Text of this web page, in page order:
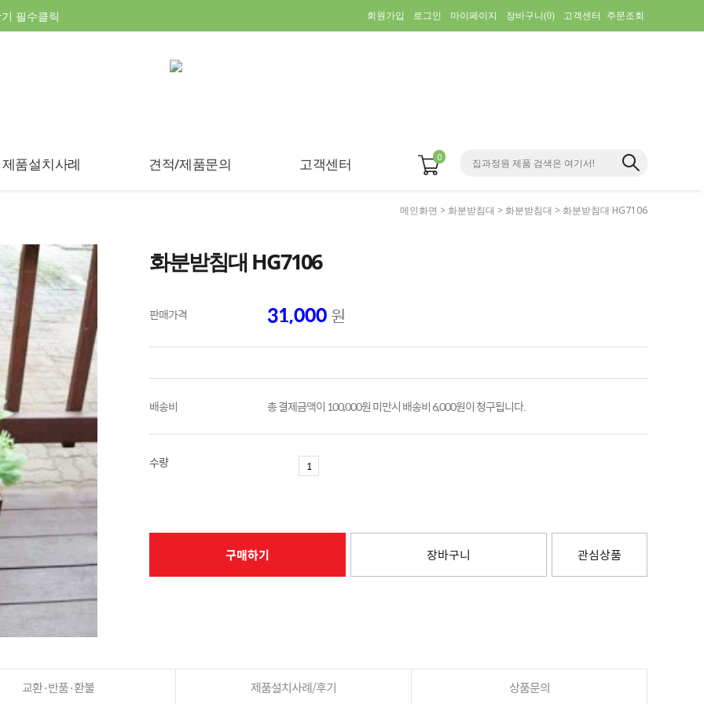
필수클릭 회원가입 로그인 마이페이지 장바구니(0) 고객센터 주문조회
제품설치사례 견적/제품문의 고객센터 0
메인화면 >화분받침대 >화분받침대 > 화분받침대 HG7106
화분받침대 HG7106
판매가격 31,000원
배송비 총 결제금액이 100,000원 미만시 배송비 6,000원이 청구됩니다.
수량
구매하기 장바구니 관심상품
교환·반품·환불 제품설치사례/후기 상품문의